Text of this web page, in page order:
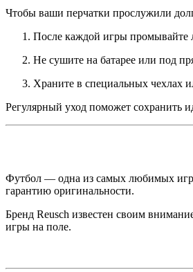
Чтобы ваши перчатки прослужили
После каждой игры промывайте
Не сушите на батарее или под
Храните в специальных чехлах
Регулярный уход поможет сохранить
Футбол — одна из самых любимых игр
гарантию оригинальности.
Бренд Reusch известен своим
игры на поле.